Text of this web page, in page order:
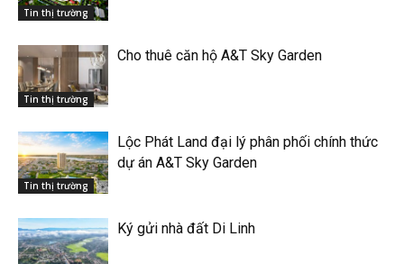
Tin thị trường
Tin thị trường
Cho thuê căn hộ A&T Sky Garden
Tin thị trường
Lộc Phát Land đại lý phân phối chính thức
dự án A&T Sky Garden
Ký gửi nhà đất Di Linh